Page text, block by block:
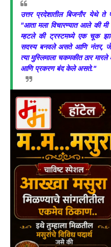
उत्तर प्रदेशातील बिजनौर येथे ते
"आता मला विचारण्यात आले की मी
म्हटले की ट्रस्टमध्ये एक चूक
सदस्य बनवले असते आणि नंतर,
त्या मुस्लिमाला चकमकीत ठार
आणि प्रकरण बंद केले असते."